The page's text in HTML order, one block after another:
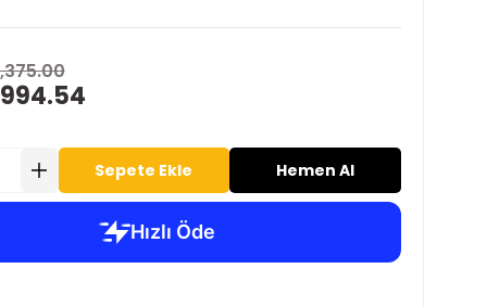
Sepete Ekle Hemen Al